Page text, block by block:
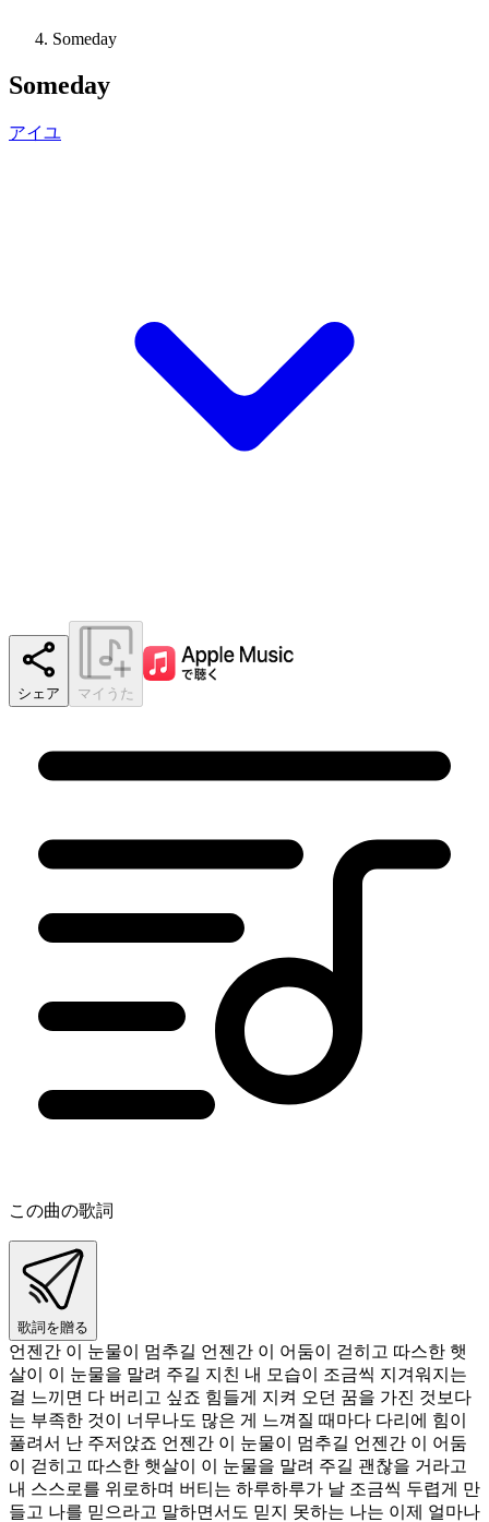
Someday
Someday
アイユ
シェア マイうた
この曲の歌詞
歌詞を贈る
언젠간 이 눈물이 멈추길 언젠간 이 어둠이 걷히고 따스한 햇
살이 이 눈물을 말려 주길 지친 내 모습이 조금씩 지겨워지는
걸 느끼면 다 버리고 싶죠 힘들게 지켜 오던 꿈을 가진 것보다
는 부족한 것이 너무나도 많은 게 느껴질 때마다 다리에 힘이
풀려서 난 주저앉죠 언젠간 이 눈물이 멈추길 언젠간 이 어둠
이 걷히고 따스한 햇살이 이 눈물을 말려 주길 괜찮을 거라고
내 스스로를 위로하며 버티는 하루하루가 날 조금씩 두렵게 만
들고 나를 믿으라고 말하면서도 믿지 못하는 나는 이제 얼마나